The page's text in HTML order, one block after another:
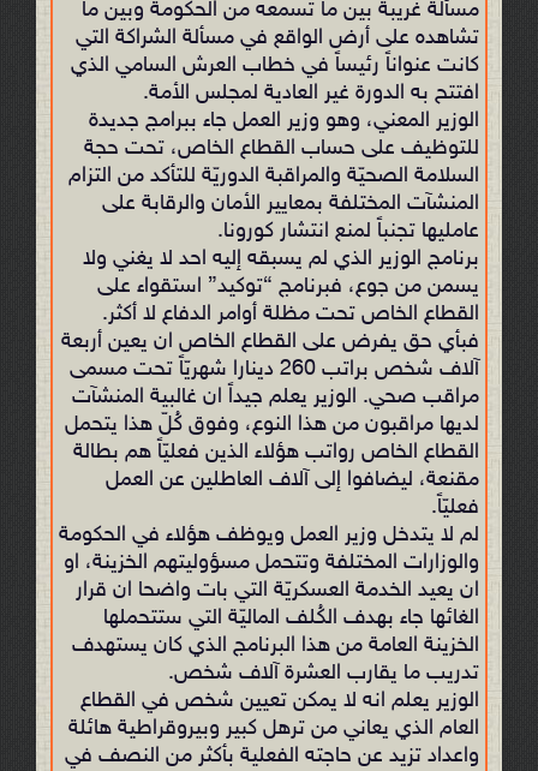
مسألة غريبة بين ما تسمعه من الحكومة وبين ما
تشاهده على أرض الواقع في مسألة الشراكة التي
كانت عنواناً رئيساً في خطاب العرش السامي الذي
افتتح به الدورة غير العادية لمجلس الأمة.
الوزير المعني، وهو وزير العمل جاء ببرامج جديدة
للتوظيف على حساب القطاع الخاص، تحت حجة
السلامة الصحيّة والمراقبة الدوريّة للتأكد من التزام
المنشآت المختلفة بمعايير الأمان والرقابة على
عامليها تجنباً لمنع انتشار كورونا.
برنامج الوزير الذي لم يسبقه إليه احد لا يغني ولا
يسمن من جوع، فبرنامج “توكيد” استقواء على
القطاع الخاص تحت مظلة أوامر الدفاع لا أكثر.
فبأي حق يفرض على القطاع الخاص ان يعين أربعة
آلاف شخص براتب 260 دينارا شهريّاً تحت مسمى
مراقب صحي. الوزير يعلم جيداً ان غالبية المنشآت
لديها مراقبون من هذا النوع، وفوق كُلّ هذا يتحمل
القطاع الخاص رواتب هؤلاء الذين فعليّاً هم بطالة
مقنعة، ليضافوا إلى آلاف العاطلين عن العمل
فعليّاً.
لم لا يتدخل وزير العمل ويوظف هؤلاء في الحكومة
والوزارات المختلفة وتتحمل مسؤوليتهم الخزينة، او
ان يعيد الخدمة العسكريّة التي بات واضحا ان قرار
الغائها جاء بهدف الكُلف الماليّة التي ستتحملها
الخزينة العامة من هذا البرنامج الذي كان يستهدف
تدريب ما يقارب العشرة آلاف شخص.
الوزير يعلم انه لا يمكن تعيين شخص في القطاع
العام الذي يعاني من ترهل كبير وبيروقراطية هائلة
واعداد تزيد عن حاجته الفعلية بأكثر من النصف في